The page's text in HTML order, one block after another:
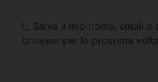
Salva il mio nome, email e
browser per la prossima